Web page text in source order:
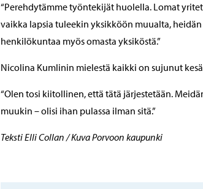
“Perehdytämme työntekijät huolella. Lomat
vaikka lapsia tuleekin yksikköön muualta,
henkilökuntaa myös omasta yksiköstä.”
Nicolina Kumlinin mielestä kaikki on sujunut
“Olen tosi kiitollinen, että tätä järjestetään.
muukin – olisi ihan pulassa ilman sitä.”
Teksti Elli Collan / Kuva Porvoon kaupunki